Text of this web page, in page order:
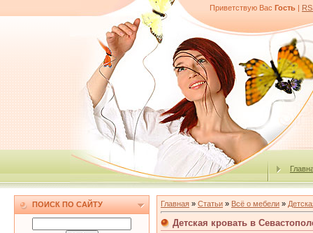
Приветствую Вас Гость |
ПОИСК ПО САЙТУ Главная » Статьи » Всё о мебели »
Детская кровать в